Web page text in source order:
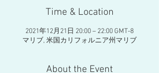
Time & Location
2021年12月21日 20:00 – 22:00 GMT-8
マリブ, 米国カリフォルニア州マリブ
About the Event